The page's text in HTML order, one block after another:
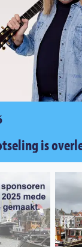
is